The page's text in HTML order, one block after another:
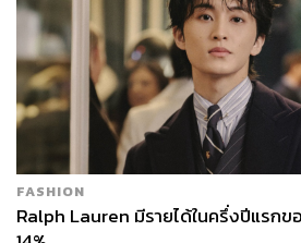
FASHION
Ralph Lauren มีรายได้ในครึ่งปีแรก